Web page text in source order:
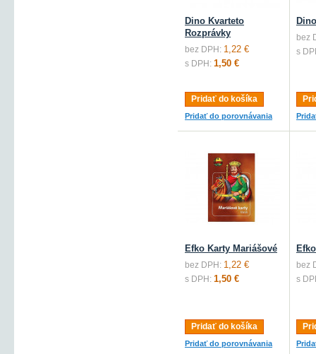
Dino Kvarteto
Rozprávky
bez DPH: 1,22 €
s DPH: 1,50 €
Pridať do košíka
Pridať do porovnávania
bez
s
Efko Karty Mariášové
bez DPH: 1,22 €
s DPH: 1,50 €
Pridať do košíka
Pridať do porovnávania
bez
s